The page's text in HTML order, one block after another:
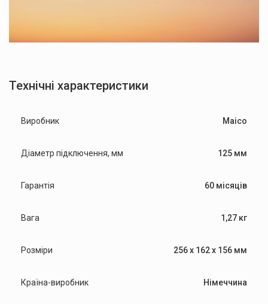
Технічні характеристики
Виробник Maico
Діаметр підключення, мм 125 мм
Гарантія 60 місяців
Вага 1,27 кг
Розміри 256 х 162 х 156 мм
Країна-виробник Німеччина